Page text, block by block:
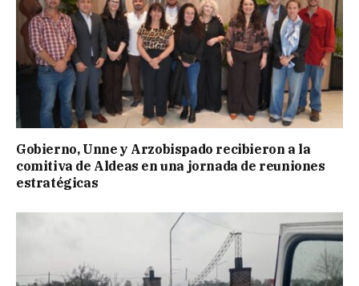
Gobierno, Unne y Arzobispado recibieron a la
comitiva de Aldeas en una jornada de reuniones
estratégicas